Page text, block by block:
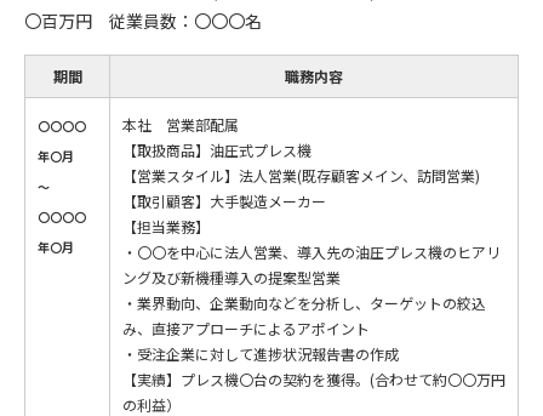
〇百万円 従業員数：〇〇〇名
期間 職務内容
〇〇〇〇
年〇月
〜
〇〇〇〇
年〇月
本社 営業部配属
【取扱商品】油圧式プレス機
【営業スタイル】法人営業(既存顧客メイン、訪問営業)
【取引顧客】大手製造メーカー
【担当業務】
・〇〇を中心に法人営業、導入先の油圧プレス機のヒアリ
ング及び新機種導入の提案型営業
・業界動向、企業動向などを分析し、ターゲットの絞込
み、直接アプローチによるアポイント
・受注企業に対して進捗状況報告書の作成
【実績】プレス機〇台の契約を獲得。(合わせて約〇〇万円
の利益）